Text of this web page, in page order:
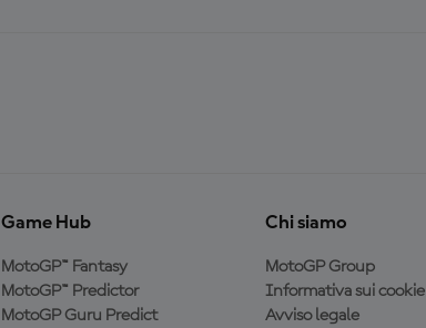
Game Hub
MotoGP™ Fantasy
MotoGP™ Predictor
MotoGP Guru Predict
Chi siamo
MotoGP Group
Informativa sui cookie
Avviso legale